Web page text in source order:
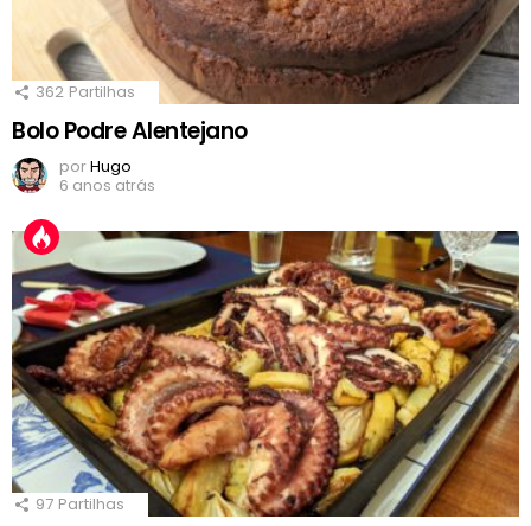
362 Partilhas
Bolo Podre Alentejano
porHugo
6 anos atrás
97 Partilhas